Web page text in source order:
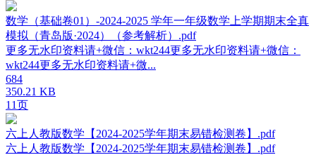
数学（基础卷01）-2024-2025 学年一年级数学上学期期末全真
模拟（青岛版·2024）（参考解析）.pdf
更多无水印资料请+微信：wkt244更多无水印资料请+微信：
wkt244更多无水印资料请+微...
684
350.21 KB
11页
六上人教版数学【2024-2025学年期末易错检测卷】.pdf
六上人教版数学【2024-2025学年期末易错检测卷】.pdf